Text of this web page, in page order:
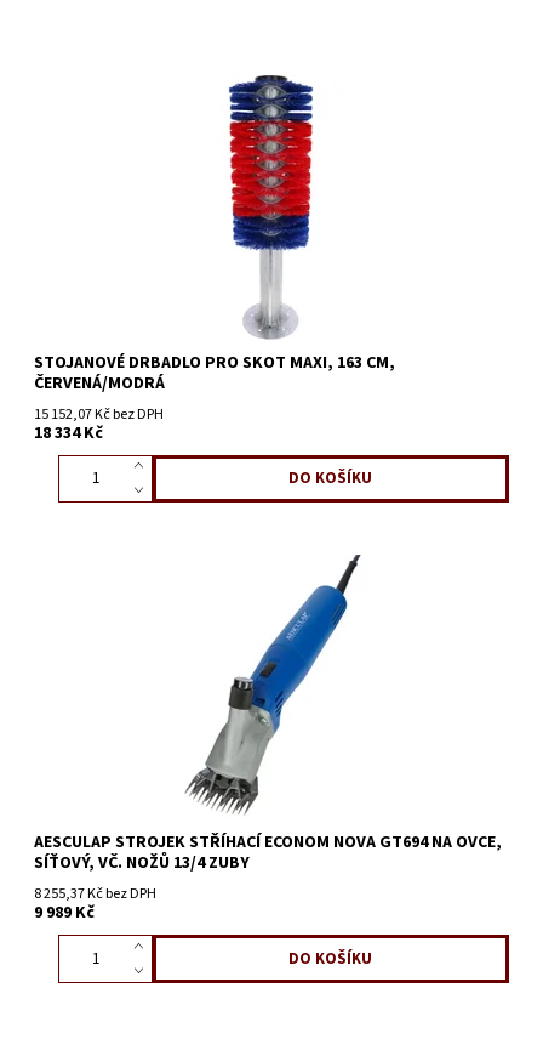
STOJANOVÉ DRBADLO PRO SKOT MAXI, 163 CM,
ČERVENÁ/MODRÁ
15 152,07 Kč bez DPH
18 334 Kč
AESCULAP STROJEK STŘÍHACÍ ECONOM NOVA GT694 NA OVCE,
SÍŤOVÝ, VČ. NOŽŮ 13/4 ZUBY
8 255,37 Kč bez DPH
9 989 Kč